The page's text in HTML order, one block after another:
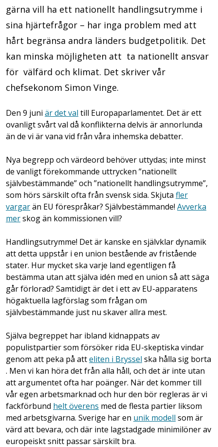
gärna vill ha ett nationellt handlingsutrymme i
sina hjärtefrågor – har inga problem med att
hårt begränsa andra länders budgetpolitik. Det
kan minska möjligheten att ta nationellt ansvar
för välfärd och klimat. Det skriver vår
chefsekonom Simon Vinge.
Den 9 juni är det val till Europaparlamentet. Det är ett
ovanligt svårt val då konflikterna delvis är annorlunda
än de vi är vana vid från våra inhemska debatter.
Nya begrepp och värdeord behöver uttydas; inte minst
de vanligt förekommande uttrycken ”nationellt
självbestämmande” och ”nationellt handlingsutrymme”,
som hörs särskilt ofta från svensk sida. Skjuta fler
vargarän EU förespråkar? Självbestämmande! Avverka
merskog än kommissionen vill?
Handlingsutrymme! Det är kanske en självklar dynamik
att detta uppstår i en union bestående av fristående
stater. Hur mycket ska varje land egentligen få
bestämma utan att själva idén med en union så att säga
går förlorad? Samtidigt är det i ett av EU-apparatens
högaktuella lagförslag som frågan om
självbestämmande just nu skaver allra mest.
Själva begreppet har ibland kidnappats av
populistpartier som försöker rida EU-skeptiska vindar
genom att peka på atteliten i Bryssel ska hålla sig borta
. Men vi kan höra det från alla håll, och det är inte utan
att argumentet ofta har poänger. När det kommer till
vår egen arbetsmarknad och hur den bör regleras är vi
fackförbund helt överens med de flesta partier liksom
med arbetsgivarna. Sverige har en unik modell som är
värd att bevara, och där inte lagstadgade minimilöner av
europeiskt snitt passar särskilt bra.